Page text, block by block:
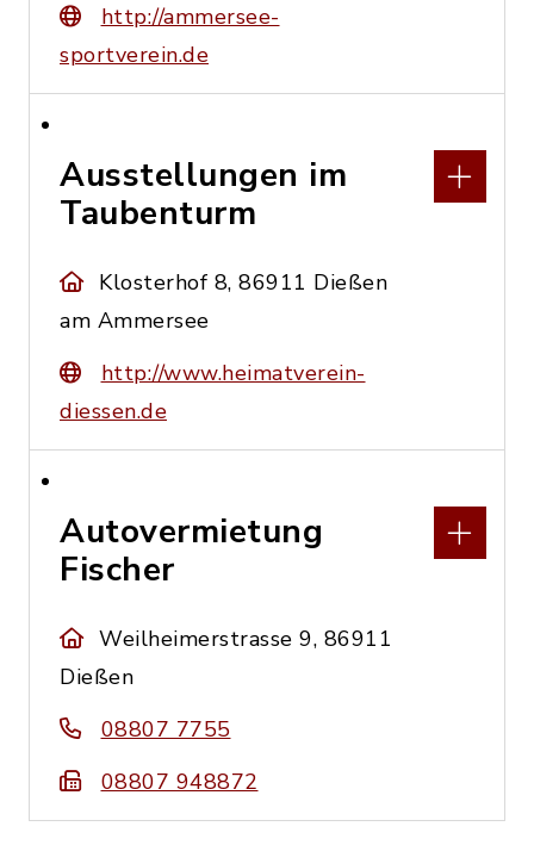
http://ammersee-
sportverein.de
Ausstellungen im
Taubenturm
Klosterhof 8, 86911 Dießen
am Ammersee
http://www.heimatverein-
diessen.de
Autovermietung
Fischer
Weilheimerstrasse 9, 86911
Dießen
08807 7755
08807 948872